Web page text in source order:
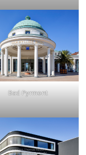
Bad Pyrmont